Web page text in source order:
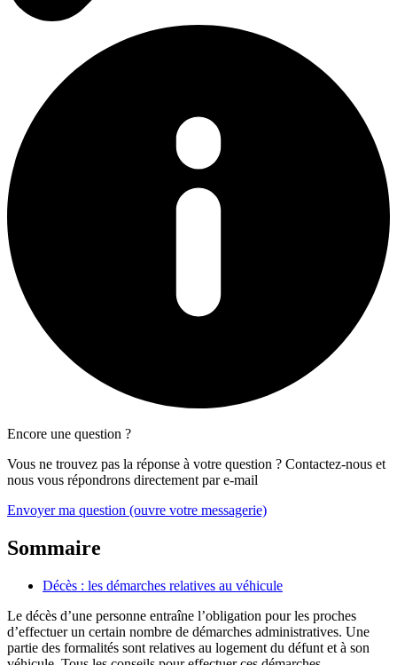
Encore une question ?
Vous ne trouvez pas la réponse à votre question ? Contactez-nous et
nous vous répondrons directement par e-mail
Envoyer ma question (ouvre votre messagerie)
Sommaire
Décès : les démarches relatives au véhicule
Le décès d’une personne entraîne l’obligation pour les proches
d’effectuer un certain nombre de démarches administratives. Une
partie des formalités sont relatives au logement du défunt et à son